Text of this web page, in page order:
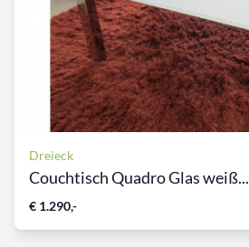
Dreieck
Couchtisch Quadro Glas weiß...
€ 1.290,-